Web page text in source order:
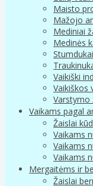
Maisto
Mažojo
Mediniai
Medinės
Stumdukai
Vaikiški
Vaikiškos
Varstymo
Vaikams pagal
Žaislai
Vaikams
Vaikams
Vaikams
Mergaitėms ir
Žaislai